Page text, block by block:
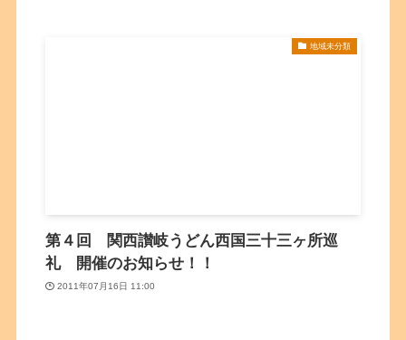
地域未分類
第４回 関西讃岐うどん西国三十三ヶ所巡
礼 開催のお知らせ！！
2011年07月16日 11:00